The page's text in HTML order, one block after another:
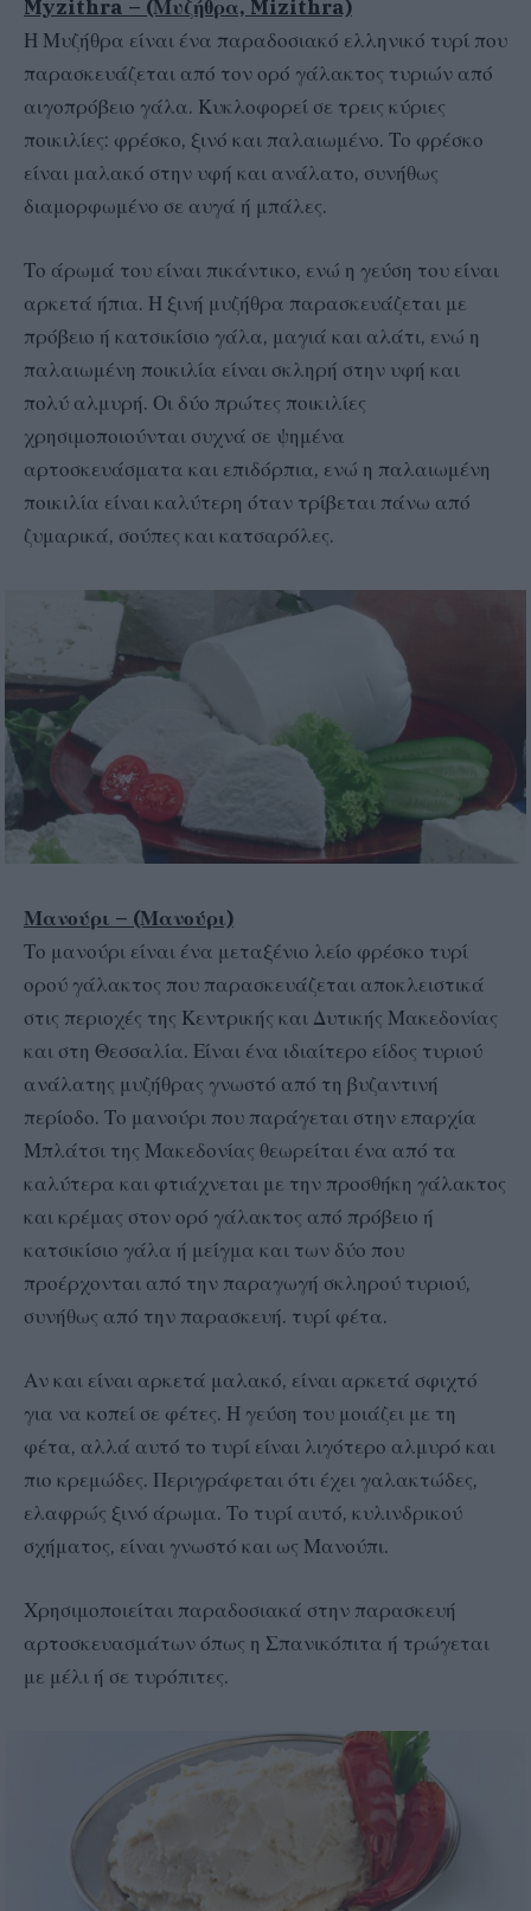
Myzithra – (Μυζήθρα, Mizithra)
Η Μυζήθρα είναι ένα παραδοσιακό ελληνικό τυρί που
παρασκευάζεται από τον ορό γάλακτος τυριών από
αιγοπρόβειο γάλα. Κυκλοφορεί σε τρεις κύριες
ποικιλίες: φρέσκο, ξινό και παλαιωμένο. Το φρέσκο
είναι μαλακό στην υφή και ανάλατο, συνήθως
διαμορφωμένο σε αυγά ή μπάλες.
Το άρωμά του είναι πικάντικο, ενώ η γεύση του είναι
αρκετά ήπια. Η ξινή μυζήθρα παρασκευάζεται με
πρόβειο ή κατσικίσιο γάλα, μαγιά και αλάτι, ενώ η
παλαιωμένη ποικιλία είναι σκληρή στην υφή και
πολύ αλμυρή. Οι δύο πρώτες ποικιλίες
χρησιμοποιούνται συχνά σε ψημένα
αρτοσκευάσματα και επιδόρπια, ενώ η παλαιωμένη
ποικιλία είναι καλύτερη όταν τρίβεται πάνω από
ζυμαρικά, σούπες και κατσαρόλες.
Μανούρι – (Μανούρι)
Το μανούρι είναι ένα μεταξένιο λείο φρέσκο τυρί
ορού γάλακτος που παρασκευάζεται αποκλειστικά
στις περιοχές της Κεντρικής και Δυτικής Μακεδονίας
και στη Θεσσαλία. Είναι ένα ιδιαίτερο είδος τυριού
ανάλατης μυζήθρας γνωστό από τη βυζαντινή
περίοδο. Το μανούρι που παράγεται στην επαρχία
Μπλάτσι της Μακεδονίας θεωρείται ένα από τα
καλύτερα και φτιάχνεται με την προσθήκη γάλακτος
και κρέμας στον ορό γάλακτος από πρόβειο ή
κατσικίσιο γάλα ή μείγμα και των δύο που
προέρχονται από την παραγωγή σκληρού τυριού,
συνήθως από την παρασκευή. τυρί φέτα.
Αν και είναι αρκετά μαλακό, είναι αρκετά σφιχτό
για να κοπεί σε φέτες. Η γεύση του μοιάζει με τη
φέτα, αλλά αυτό το τυρί είναι λιγότερο αλμυρό και
πιο κρεμώδες. Περιγράφεται ότι έχει γαλακτώδες,
ελαφρώς ξινό άρωμα. Το τυρί αυτό, κυλινδρικού
σχήματος, είναι γνωστό και ως Μανούπι.
Χρησιμοποιείται παραδοσιακά στην παρασκευή
αρτοσκευασμάτων όπως η Σπανικόπιτα ή τρώγεται
με μέλι ή σε τυρόπιτες.